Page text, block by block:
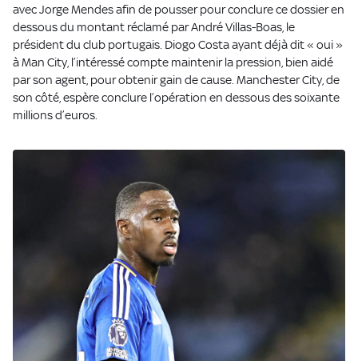
avec Jorge Mendes afin de pousser pour conclure ce dossier en
dessous du montant réclamé par André Villas-Boas, le
président du club portugais. Diogo Costa ayant déjà dit « oui »
à Man City, l’intéressé compte maintenir la pression, bien aidé
par son agent, pour obtenir gain de cause. Manchester City, de
son côté, espère conclure l’opération en dessous des soixante
millions d’euros.